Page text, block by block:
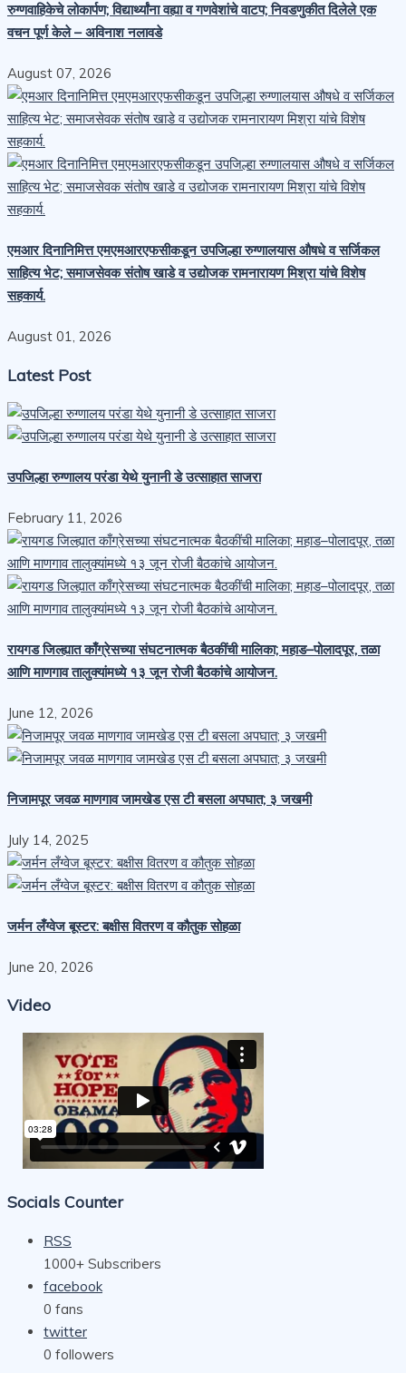
रुग्णवाहिकेचे लोकार्पण; विद्यार्थ्यांना वह्या व गणवेशांचे वाटप; निवडणुकीत दिलेले एक
वचन पूर्ण केले – अविनाश नलावडे
August 07, 2026
एमआर दिनानिमित्त एमएमआरएफसीकडून उपजिल्हा रुग्णालयास औषधे व सर्जिकल
साहित्य भेट; समाजसेवक संतोष खाडे व उद्योजक रामनारायण मिश्रा यांचे विशेष
सहकार्य.
August 01, 2026
Latest Post
उपजिल्हा रुग्णालय परंडा येथे युनानी डे उत्साहात साजरा
February 11, 2026
रायगड जिल्ह्यात काँग्रेसच्या संघटनात्मक बैठकींची मालिका; महाड–पोलादपूर, तळा
आणि माणगाव तालुक्यांमध्ये १३ जून रोजी बैठकांचे आयोजन.
June 12, 2026
निजामपूर जवळ माणगाव जामखेड एस टी बसला अपघात; ३ जखमी
July 14, 2025
जर्मन लँग्वेज बूस्टर: बक्षीस वितरण व कौतुक सोहळा
June 20, 2026
Video
Socials Counter
RSS
1000+ Subscribers
facebook
0 fans
twitter
0 followers